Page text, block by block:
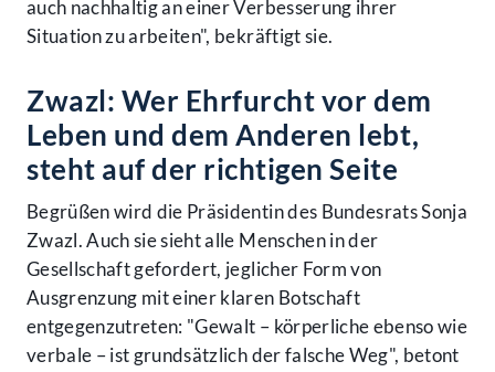
auch nachhaltig an einer Verbesserung ihrer
Situation zu arbeiten", bekräftigt sie.
Zwazl: Wer Ehrfurcht vor dem
Leben und dem Anderen lebt,
steht auf der richtigen Seite
Begrüßen wird die Präsidentin des Bundesrats Sonja
Zwazl. Auch sie sieht alle Menschen in der
Gesellschaft gefordert, jeglicher Form von
Ausgrenzung mit einer klaren Botschaft
entgegenzutreten: "Gewalt – körperliche ebenso wie
verbale – ist grundsätzlich der falsche Weg", betont